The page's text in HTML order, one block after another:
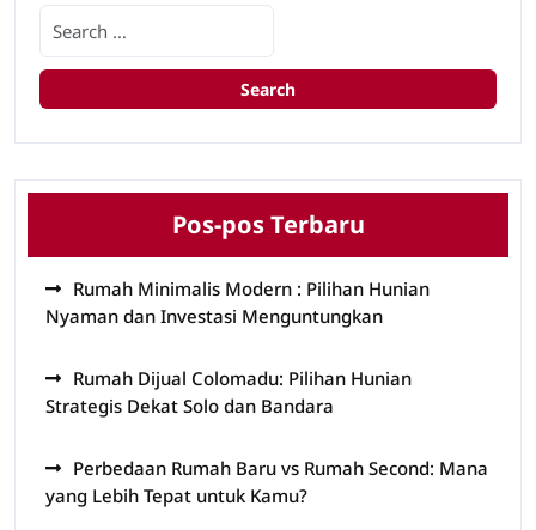
Pos-pos Terbaru
Rumah Minimalis Modern : Pilihan Hunian
Nyaman dan Investasi Menguntungkan
Rumah Dijual Colomadu: Pilihan Hunian
Strategis Dekat Solo dan Bandara
Perbedaan Rumah Baru vs Rumah Second: Mana
yang Lebih Tepat untuk Kamu?